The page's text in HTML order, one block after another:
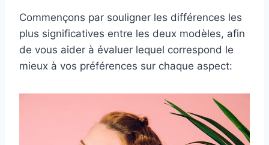
Commençons par souligner les différences les
plus significatives entre les deux modèles, afin
de vous aider à évaluer lequel correspond le
mieux à vos préférences sur chaque aspect: